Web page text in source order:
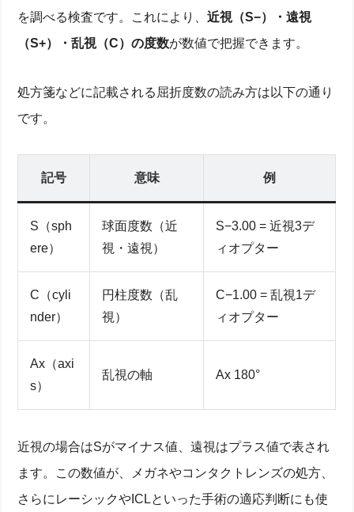
を調べる検査です。これにより、近視（S−）・遠視
（S+）・乱視（C）の度数が数値で把握できます。
処方箋などに記載される屈折度数の読み方は以下の通り
です。
記号 意味 例
S（sph
ere）
球面度数（近
視・遠視）
S−3.00 = 近視3デ
ィオプター
C（cyli
nder）
円柱度数（乱
視）
C−1.00 = 乱視1デ
ィオプター
Ax（axi
s）
乱視の軸 Ax 180°
近視の場合はSがマイナス値、遠視はプラス値で表され
ます。この数値が、メガネやコンタクトレンズの処方、
さらにレーシックやICLといった手術の適応判断にも使